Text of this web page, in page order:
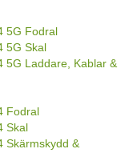
5G Fodral
5G Skal
5G Laddare, Kablar &
Fodral
Skal
Skärmskydd &